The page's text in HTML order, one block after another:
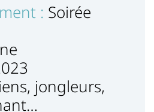
: Soirée
jongleurs,